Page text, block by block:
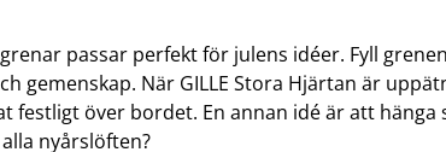
passar perfekt för julens idéer. Fyll
gemenskap. När GILLE Stora Hjärtan är
festligt över bordet. En annan idé är att
nyårslöften?